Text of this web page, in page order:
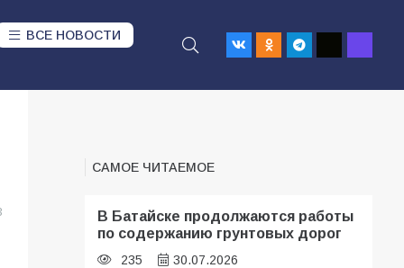
ВСЕ НОВОСТИ
САМОЕ ЧИТАЕМОЕ
В Батайске продолжаются работы
по содержанию грунтовых дорог
235 30.07.2026